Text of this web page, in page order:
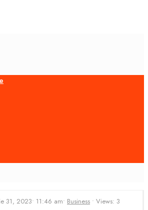
31, 2023• 11:46 am• Business • Views: 3